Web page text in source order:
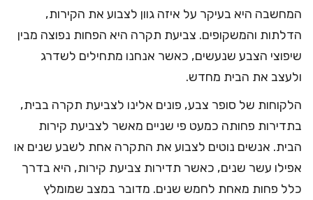
המחשבה היא בעיקר על איזה גוון לצבוע את הקירות,
הדלתות והמשקופים. צביעת תקרה היא הפחות נפוצה מבין
שיפוצי הצבע שנעשים, כאשר אנחנו מתחילים לשדרג
ולעצב את הבית מחדש.
הלקוחות של סופר צבע, פונים אלינו לצביעת תקרה בבית,
בתדירות פחותה כמעט פי שניים מאשר לצביעת קירות
הבית. אנשים נוטים לצבוע את התקרה אחת לשבע שנים או
אפילו עשר שנים, כאשר תדירות צביעת קירות, היא בדרך
כלל פחות מאחת לחמש שנים. מדובר במצב שמומלץ